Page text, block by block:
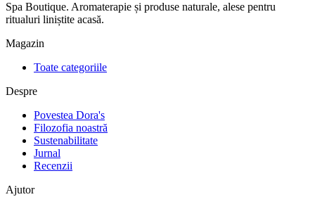
Spa Boutique. Aromaterapie și produse naturale, alese pentru
ritualuri liniștite acasă.
Magazin
Toate categoriile
Despre
Povestea Dora's
Filozofia noastră
Sustenabilitate
Jurnal
Recenzii
Ajutor